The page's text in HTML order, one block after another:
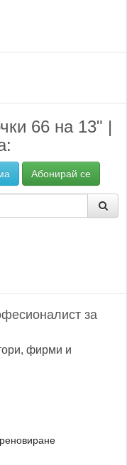
66 на 13" |
Абонирай се
за
фирми и